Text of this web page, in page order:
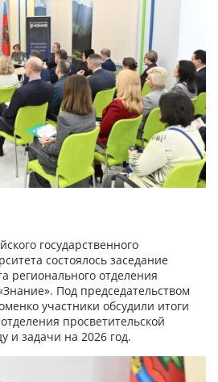
государственного
состоялось заседание
регионального отделения
Под председательством
участники обсудили итоги
просветительской
и задачи на 2026 год.